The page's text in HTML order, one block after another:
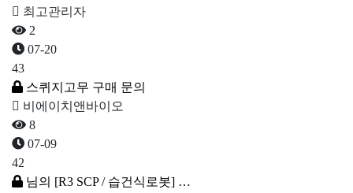
최고관리자
2
07-20
43
스퀴지고무 구매 문의
비에이치앤바이오
8
07-09
42
님의 [R3 SCP / 습건식로봇] …